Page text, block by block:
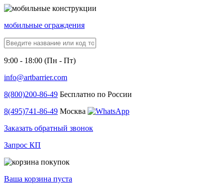
мобильные ограждения
9:00 - 18:00 (Пн - Пт)
info@artbarrier.com
8(800)200-86-49 Бесплатно по России
8(495)741-86-49 Москва
Заказать обратный звонок
Запрос КП
Ваша корзина пуста